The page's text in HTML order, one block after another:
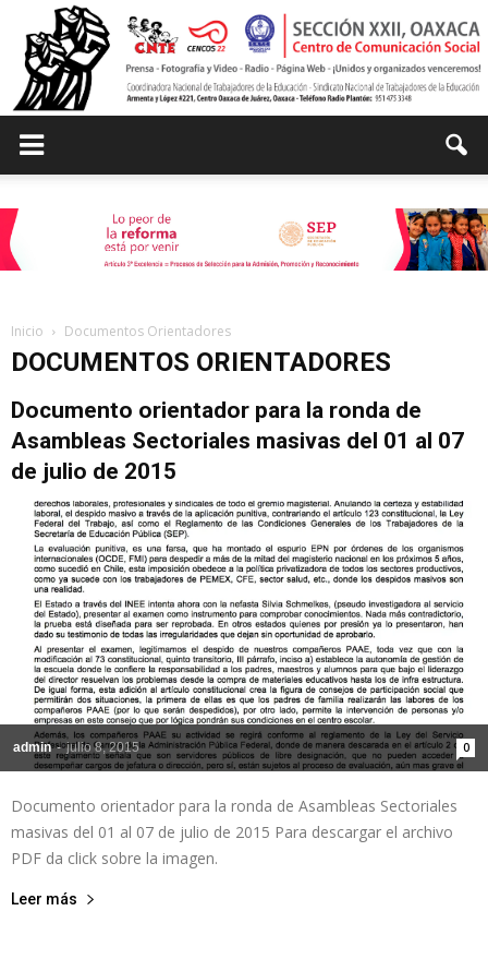
de
Comunicación
de
la
Sección
Inicio Documentos Orientadores
DOCUMENTOS ORIENTADORES
Documento orientador para la ronda de
Asambleas Sectoriales masivas del 01 al 07
de julio de 2015
admin - julio 8, 2015 0
Documento orientador para la ronda de Asambleas Sectoriales
masivas del 01 al 07 de julio de 2015 Para descargar el archivo
PDF da click sobre la imagen.
Leer más